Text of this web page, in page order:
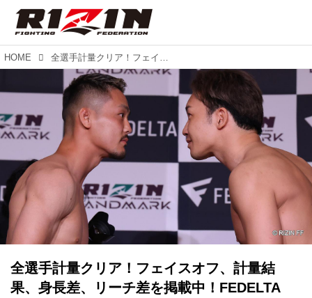
HOME 全選手計量クリア！フェイスオフ、計量結果、身長差、リーチ差を掲載中！FEDELTA presents RIZIN LANDMARK 5 in YOYOGI 計量結果
全選手計量クリア！フェイスオフ、計量結
果、身長差、リーチ差を掲載中！FEDELTA